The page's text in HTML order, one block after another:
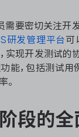
需要密切关注开
研发管理平台可
实现开发测试的
能，包括测试用
。
段的全